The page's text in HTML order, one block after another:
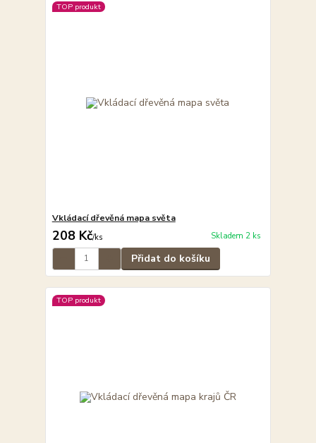
TOP produkt
Vkládací dřevěná mapa světa
208 Kč/ks Skladem 2 ks
Přidat do košíku
TOP produkt